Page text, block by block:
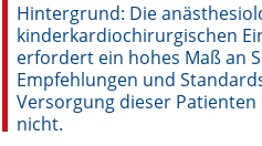
A&I English
Mediadaten
Autoren-Service
Hintergrund: Die
kinderkardiochirur­gischen
erfordert ein hohes Maß an
Empfehlungen und
Ver­sorgung dieser
nicht.